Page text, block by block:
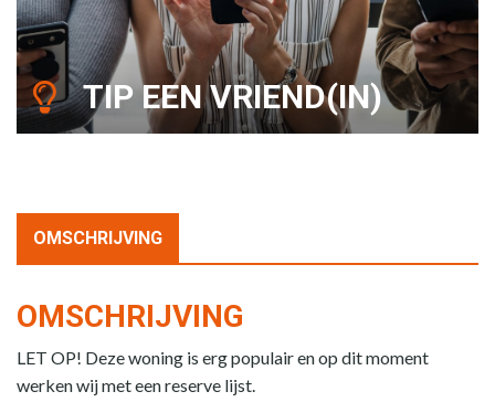
TIP EEN VRIEND(IN)
OMSCHRIJVING
OMSCHRIJVING
LET OP! Deze woning is erg populair en op dit moment
werken wij met een reserve lijst.